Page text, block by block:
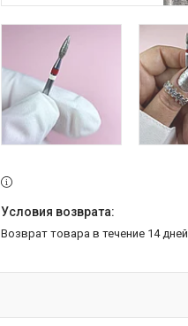
возврат товара в течение 14 дней